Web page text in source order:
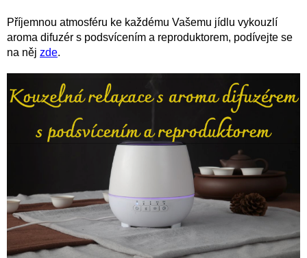
Příjemnou atmosféru ke každému Vašemu jídlu vykouzlí
aroma difuzér s podsvícením a reproduktorem, podívejte se
na něj zde.